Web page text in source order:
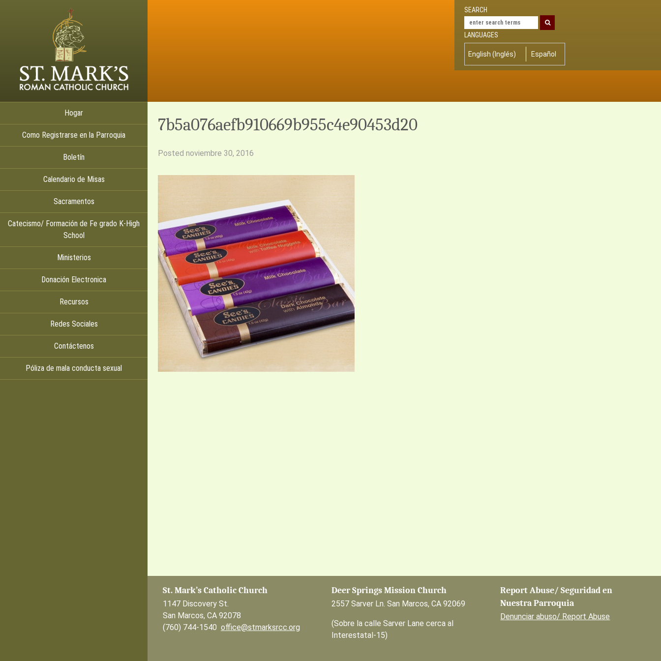
Hogar
Como Registrarse en la Parroquia
Boletín
Calendario de Misas
Sacramentos
Catecismo/ Formación de Fe grado K-High
School
Ministerios
Donación Electronica
Recursos
Redes Sociales
Contáctenos
Póliza de mala conducta sexual
SEARCH
LANGUAGES
English ( Inglés) Español
7b5a076aefb910669b955c4e90453d20
Posted noviembre 30, 2016
St. Mark’s Catholic Church
1147 Discovery St.
San Marcos, CA 92078
(760) 744-1540 office@stmarksrcc.org
Deer Springs Mission Church
2557 Sarver Ln. San Marcos, CA 92069
(Sobre la calle Sarver Lane cerca al
Interestatal-15)
Report Abuse/ Seguridad en
Nuestra Parroquia
Denunciar abuso/ Report Abuse